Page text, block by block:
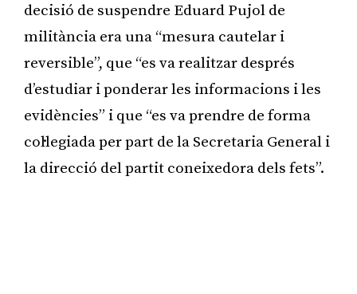
decisió de suspendre Eduard Pujol de
militància era una “mesura cautelar i
reversible”, que “es va realitzar després
d’estudiar i ponderar les informacions i les
evidències” i que “es va prendre de forma
col·legiada per part de la Secretaria General i
la direcció del partit coneixedora dels fets”.